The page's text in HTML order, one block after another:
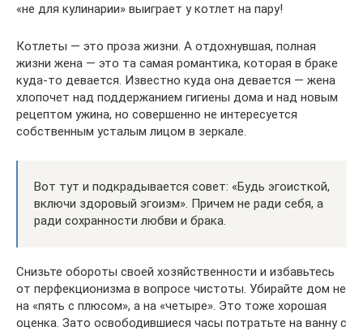
«не для кулинарии» выиграет у котлет на пару!
Котлеты — это проза жизни. А отдохнувшая, полная
жизни жена — это та самая романтика, которая в браке
куда-то девается. Известно куда она девается — жена
хлопочет над поддержанием гигиены дома и над новым
рецептом ужина, но совершенно не интересуется
собственным усталым лицом в зеркале.
Вот тут и подкрадывается совет: «Будь эгоисткой,
включи здоровый эгоизм». Причем не ради себя, а
ради сохранности любви и брака.
Снизьте обороты своей хозяйственности и избавьтесь
от перфекционизма в вопросе чистоты. Убирайте дом не
на «пять с плюсом», а на «четыре». Это тоже хорошая
оценка. Зато освободившиеся часы потратьте на ванну с